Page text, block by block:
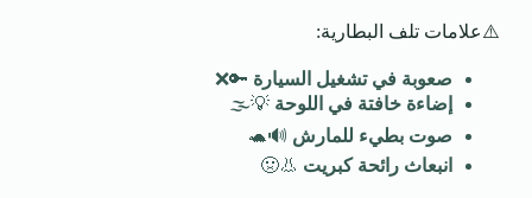
⚠️علامات تلف البطارية:
صعوبة في تشغيل السيارة 🔑❌
إضاءة خافتة في اللوحة 💡🌫️
صوت بطيء للمارش 🔊🐢
انبعاث رائحة كبريت 👃🤢